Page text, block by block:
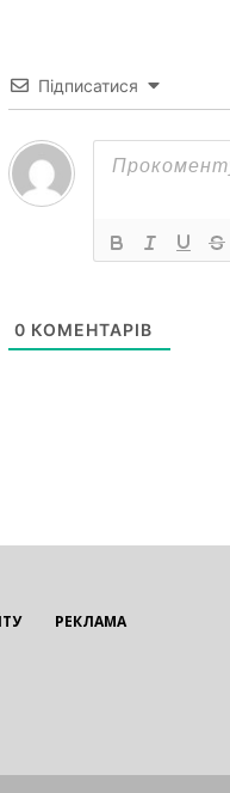
Підписатися
0 КОМЕНТАРІВ
РЕКЛАМА